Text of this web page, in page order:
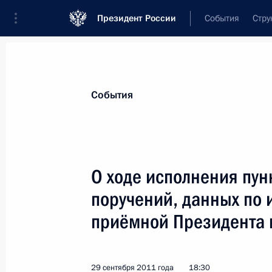
Президент России События
Встреча с Главой Чечни
События
О ходе исполнения
поручений, данных по
приёмной Президента
29 сентября 2011 года 18:30